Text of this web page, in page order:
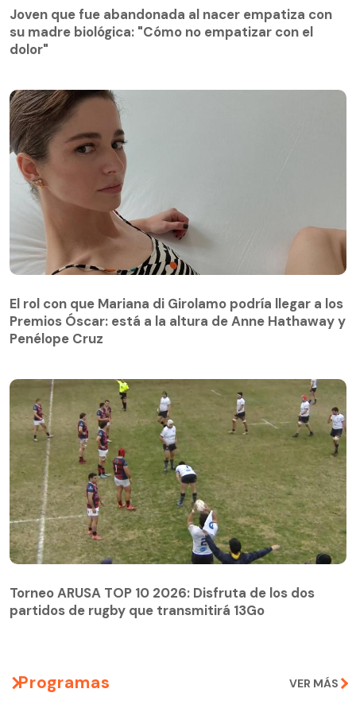
su madre biológica: "Cómo no empatizar con el
dolor"
Joven que fue abandonada al nacer empatiza con
su madre biológica: "Cómo no empatizar con el
dolor"
El rol con que Mariana di Girolamo podría llegar a los
Premios Óscar: está a la altura de Anne Hathaway y
Penélope Cruz
Torneo ARUSA TOP 10 2026: Disfruta de los dos
partidos de rugby que transmitirá 13Go
Programas VER MÁS